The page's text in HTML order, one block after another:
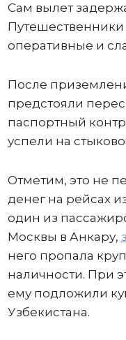
Сам вылет
оперативные и
После
предстояли
паспортный
успели на
Отметим, это не
денег на рейсах
один из
Москвы в Анкару,
него пропала
наличности. При
ему подложили
Узбекистана.